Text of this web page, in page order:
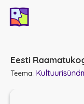
Eesti
Teema: